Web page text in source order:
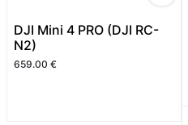
DJI Mini 4 PRO (DJI RC-
N2)
659.00 €